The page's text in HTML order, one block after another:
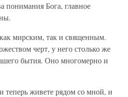
понимания Бога, главное
мирским, так и священным.
черт, у него столько же
бытия. Оно многомерно и
теперь живете рядом со мной, и